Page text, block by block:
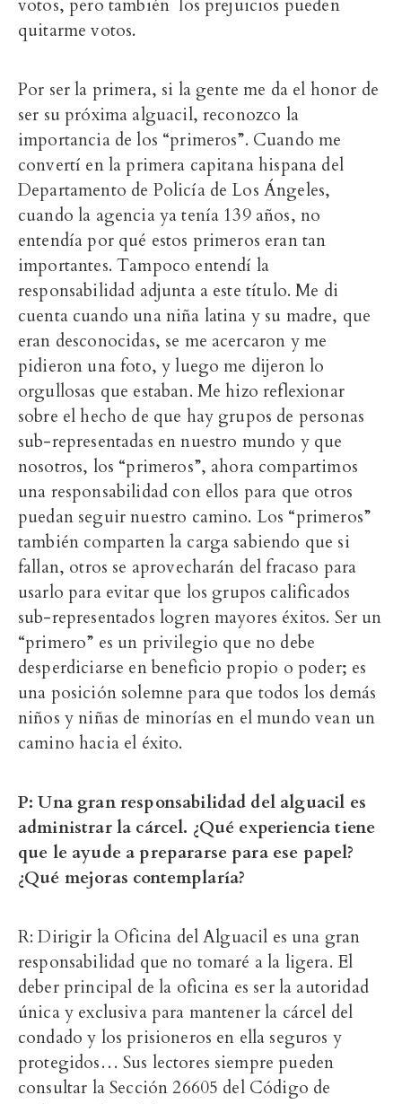
votos, pero también los prejuicios pueden
quitarme votos.
Por ser la primera, si la gente me da el honor de
ser su próxima alguacil, reconozco la
importancia de los “primeros”. Cuando me
convertí en la primera capitana hispana del
Departamento de Policía de Los Ángeles,
cuando la agencia ya tenía 139 años, no
entendía por qué estos primeros eran tan
importantes. Tampoco entendí la
responsabilidad adjunta a este título. Me di
cuenta cuando una niña latina y su madre, que
eran desconocidas, se me acercaron y me
pidieron una foto, y luego me dijeron lo
orgullosas que estaban. Me hizo reflexionar
sobre el hecho de que hay grupos de personas
sub-representadas en nuestro mundo y que
nosotros, los “primeros”, ahora compartimos
una responsabilidad con ellos para que otros
puedan seguir nuestro camino. Los “primeros”
también comparten la carga sabiendo que si
fallan, otros se aprovecharán del fracaso para
usarlo para evitar que los grupos calificados
sub-representados logren mayores éxitos. Ser un
“primero” es un privilegio que no debe
desperdiciarse en beneficio propio o poder; es
una posición solemne para que todos los demás
niños y niñas de minorías en el mundo vean un
camino hacia el éxito.
P: Una gran responsabilidad del alguacil es
administrar la cárcel. ¿Qué experiencia tiene
que le ayude a prepararse para ese papel?
¿Qué mejoras contemplaría?
R: Dirigir la Oficina del Alguacil es una gran
responsabilidad que no tomaré a la ligera. El
deber principal de la oficina es ser la autoridad
única y exclusiva para mantener la cárcel del
condado y los prisioneros en ella seguros y
protegidos… Sus lectores siempre pueden
consultar la Sección 26605 del Código de